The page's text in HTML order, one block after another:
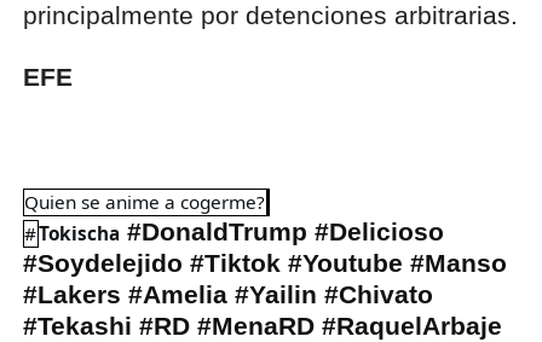
principalmente por detenciones arbitrarias.
EFE
Quien se anime a cogerme?
#Tokischa#DonaldTrump #Delicioso
#Soydelejido #Tiktok #Youtube #Manso
#Lakers #Amelia #Yailin #Chivato
#Tekashi #RD #MenaRD #RaquelArbaje